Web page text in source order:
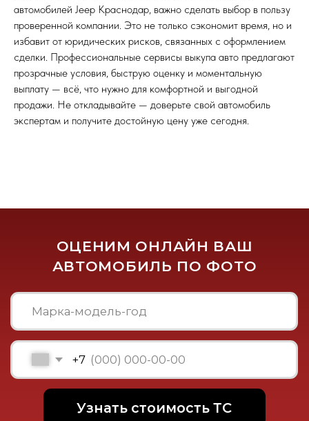
автомобилей Jeep Краснодар, важно сделать выбор в пользу
проверенной компании. Это не только сэкономит время, но и
избавит от юридических рисков, связанных с оформлением
сделки. Профессиональные сервисы выкупа авто предлагают
прозрачные условия, быструю оценку и моментальную
выплату — всё, что нужно для комфортной и выгодной
продажи. Не откладывайте — доверьте свой автомобиль
экспертам и получите достойную цену уже сегодня.
средства (ПТС)
Паспорт владельца автомобиля
Свидетельство регистрации
Ключи от автомобиля
Сервисная книжка